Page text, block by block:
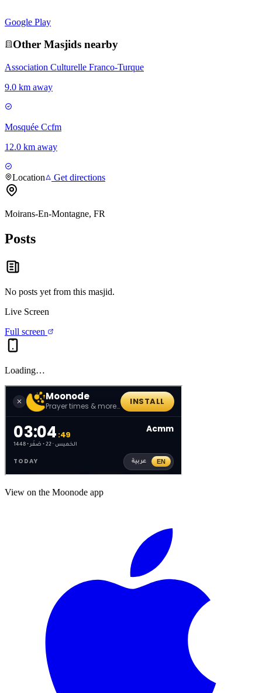
Google Play
Other Masjids nearby
Association Culturelle Franco-Turque
9.0 km away
Mosquée Ccfm
12.0 km away
Location Get directions
Moirans-En-Montagne, FR
Posts
No posts yet from this masjid.
Live Screen
Full screen
Loading…
View on the Moonode app